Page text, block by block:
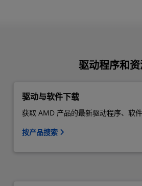
驱动程序和
驱动与软件下载
获取 AMD 产品的最新驱动程序、软件
按产品搜索